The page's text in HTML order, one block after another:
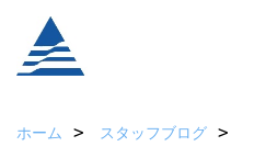
ホーム
スタッフブログ